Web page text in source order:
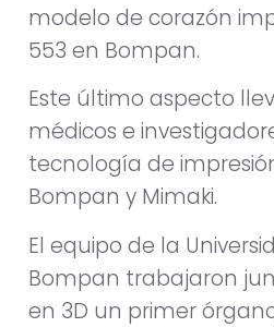
modelo de corazón
553 en Bompan.
Este último aspecto
médicos e
tecnología de
Bompan y Mimaki.
El equipo de la
Bompan trabajaron
en 3D un primer